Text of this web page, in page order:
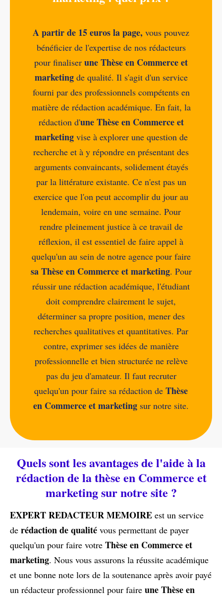
A partir de 15 euros la page, vous pouvez
bénéficier de l'expertise de nos rédacteurs
pour finaliser une Thèse en Commerce et
marketingde qualité. Il s'agit d'un service
fourni par des professionnels compétents en
matière de rédaction académique. En fait, la
rédaction d'une Thèse en Commerce et
marketingvise à explorer une question de
recherche et à y répondre en présentant des
arguments convaincants, solidement étayés
par la littérature existante. Ce n'est pas un
exercice que l'on peut accomplir du jour au
lendemain, voire en une semaine. Pour
rendre pleinement justice à ce travail de
réflexion, il est essentiel de faire appel à
quelqu'un au sein de notre agence pour faire
sa Thèse en Commerce et marketing. Pour
réussir une rédaction académique, l'étudiant
doit comprendre clairement le sujet,
déterminer sa propre position, mener des
recherches qualitatives et quantitatives. Par
contre, exprimer ses idées de manière
professionnelle et bien structurée ne relève
pas du jeu d'amateur. Il faut recruter
quelqu'un pour faire sa rédaction de Thèse
en Commerce et marketing sur notre site.
Quels sont les avantages de l'aide à la
rédaction de la thèse en Commerce et
marketing sur notre site ?
EXPERT REDACTEUR MEMOIRE est un service
de rédaction de qualité vous permettant de payer
quelqu'un pour faire votre Thèse en Commerce et
marketing. Nous vous assurons la réussite académique
et une bonne note lors de la soutenance après avoir payé
un rédacteur professionnel pour faire une Thèse en